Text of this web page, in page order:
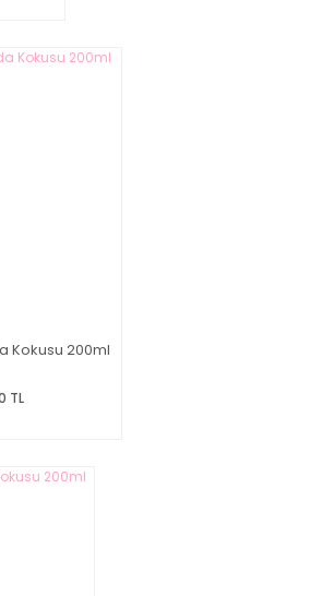
Kokusu 200ml
TL